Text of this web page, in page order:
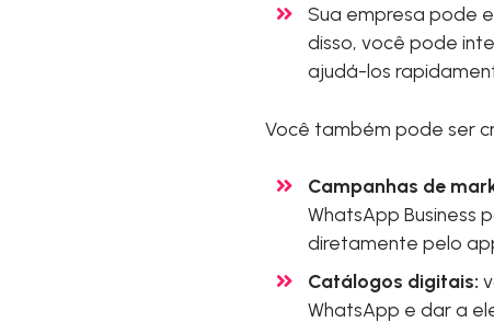
Sua empresa pode
disso, você pode
ajudá-los
Você também pode ser
Campanhas de
WhatsApp Business
diretamente pelo
Catálogos digitais:
WhatsApp e dar a